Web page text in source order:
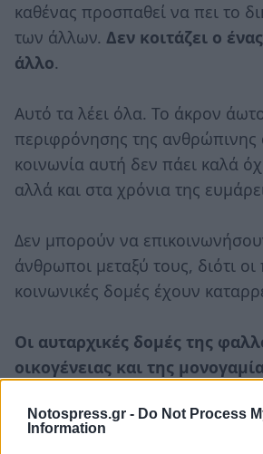
Notospress.gr - Do Not Process
Information
καθένας προσπαθεί να πει το
των άλλων. Δεν κοιτάζει ο
άλλο.
Αυτό τα λέει όλα. Το άκρον
περιφρόνησης της ανθρώπινης
κοινωνία αυτή δεν πάει καλά
αλλά και στα χρόνια της
Δεν μπορούν να
άνθρωποι μεταξύ τους, διότι οι
κοινωνικές δομές έχουν
Οι αυταρχικές δομές της
οικογένειας και της